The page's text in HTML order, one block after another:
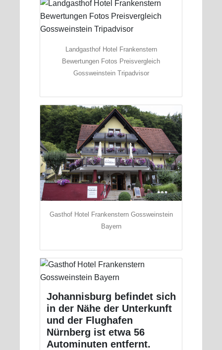
Landgasthof Hotel Frankenstern
Bewertungen Fotos Preisvergleich
Gossweinstein Tripadvisor
Gasthof Hotel Frankenstern Gossweinstein
Bayern
Johannisburg befindet sich
in der Nähe der Unterkunft
und der Flughafen
Nürnberg ist etwa 56
Autominuten entfernt.